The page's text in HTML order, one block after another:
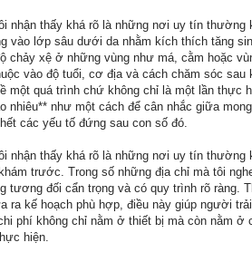
nhận thấy khá rõ là những nơi uy tín
vào lớp sâu dưới da nhằm kích thích tăng
chảy xệ ở những vùng như má, cằm hoặc
vào độ tuổi, cơ địa và cách chăm sóc
một quá trình chứ không chỉ là một lần thực
nhiêu** như một cách để cân nhắc giữa
các yếu tố đứng sau con số đó.
nhận thấy khá rõ là những nơi uy tín
trước. Trong số những địa chỉ mà tôi
tương đối cẩn trọng và có quy trình rõ
ra kế hoạch phù hợp, điều này giúp người
phí không chỉ nằm ở thiết bị mà còn nằm
hiện.